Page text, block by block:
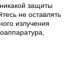
защиты
не оставлять
излучения